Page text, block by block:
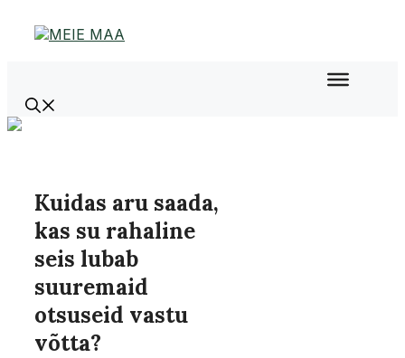
Kuidas aru saada,
kas su rahaline
seis lubab
suuremaid
otsuseid vastu
võtta?